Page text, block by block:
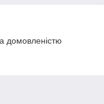
домовленістю